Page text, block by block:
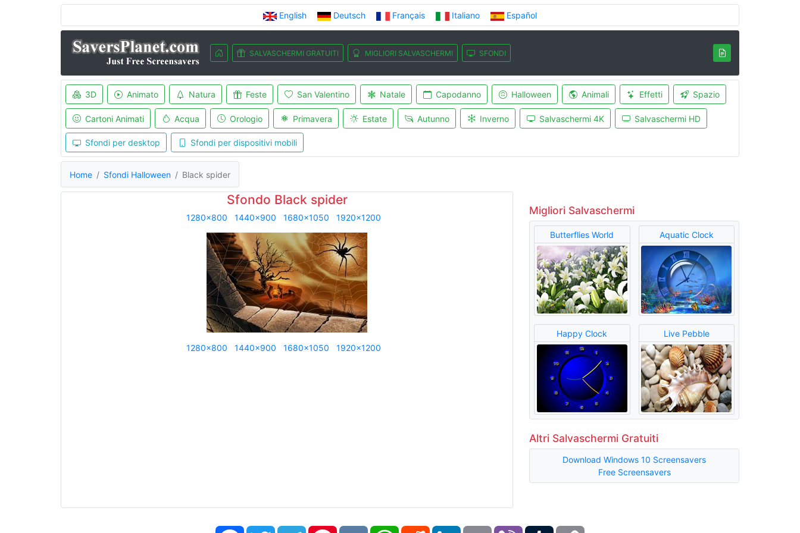
English Deutsch Français Italiano Español
SALVASCHERMI GRATUITI MIGLIORI SALVASCHERMI SFONDI
3D Animato Natura Feste San Valentino Natale Capodanno Halloween Animali Effetti Spazio
Cartoni Animati Acqua Orologio Primavera Estate Autunno Inverno Salvaschermi 4K Salvaschermi HD
Sfondi per desktop Sfondi per dispositivi mobili
Home Sfondi Halloween Black spider
Sfondo Black spider
1280x800 1440x900 1680x1050 1920x1200
1280x800 1440x900 1680x1050 1920x1200
Migliori Salvaschermi
Butterflies World Aquatic Clock
Happy Clock Live Pebble
Altri Salvaschermi Gratuiti
Download Windows 10 Screensavers
Free Screensavers